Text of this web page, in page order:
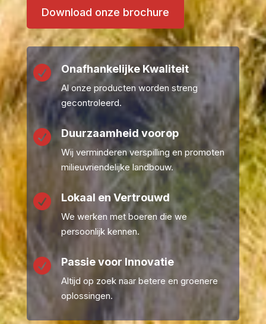
Download onze brochure
 Onafhankelijke Kwaliteit
Al onze producten worden streng
gecontroleerd.
 Duurzaamheid voorop
Wij verminderen verspilling en promoten
milieuvriendelijke landbouw.
 Lokaal en Vertrouwd
We werken met boeren die we
persoonlijk kennen.
 Passie voor Innovatie
Altijd op zoek naar betere en groenere
oplossingen.